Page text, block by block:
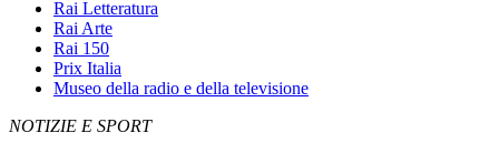
Rai Letteratura
Rai Arte
Rai 150
Prix Italia
Museo della radio e della televisione
NOTIZIE E SPORT